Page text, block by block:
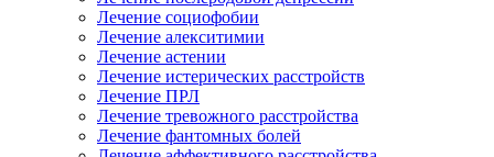
Лечение социофобии
Лечение алекситимии
Лечение астении
Лечение истерических расстройств
Лечение ПРЛ
Лечение тревожного расстройства
Лечение фантомных болей